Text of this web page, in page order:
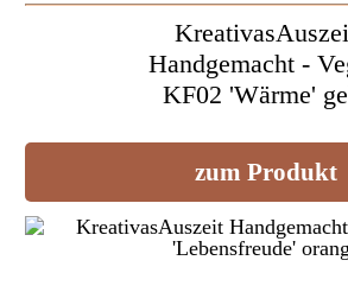
Handgemacht -
KF02 'Wärme'
zum Produkt